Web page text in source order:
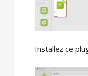
Installez ce